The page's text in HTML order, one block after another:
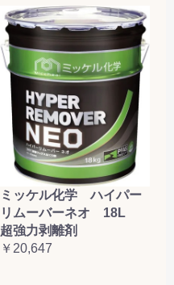
ミッケル化学 ハイパー
リムーバーネオ 18L
超強力剥離剤
￥20,647